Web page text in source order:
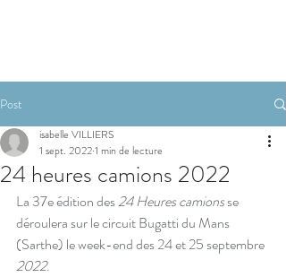
Post
24 heures camions 2022
isabelle VILLIERS
1 sept. 20221 min de lecture
La 37e édition des 24 Heures camions se
déroulera sur le circuit Bugatti du Mans
(Sarthe) le week-end des 24 et 25 septembre
2022.